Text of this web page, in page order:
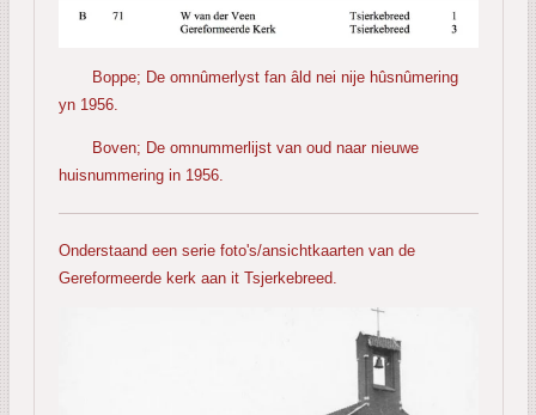
Boppe; De omnûmerlyst fan âld nei nije hûsnûmering
yn 1956.
Boven; De omnummerlijst van oud naar nieuwe
huisnummering in 1956.
Onderstaand een serie foto's/ansichtkaarten van de
Gereformeerde kerk aan it Tsjerkebreed.